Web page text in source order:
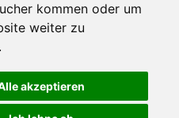
kommen oder um
weiter zu
akzeptieren
Tirol.eu
|